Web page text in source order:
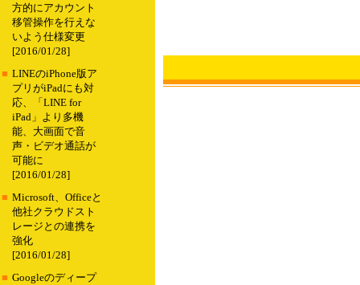
方的にアカウント
移管操作を行えな
いよう仕様変更
[2016/01/28]
■ LINEのiPhone版ア
プリがiPadにも対
応、「LINE for
iPad」より多機
能、大画面で音
声・ビデオ通話が
可能に
[2016/01/28]
■ Microsoft、Officeと
他社クラウドスト
レージとの連携を
強化
[2016/01/28]
■ Googleのディープ